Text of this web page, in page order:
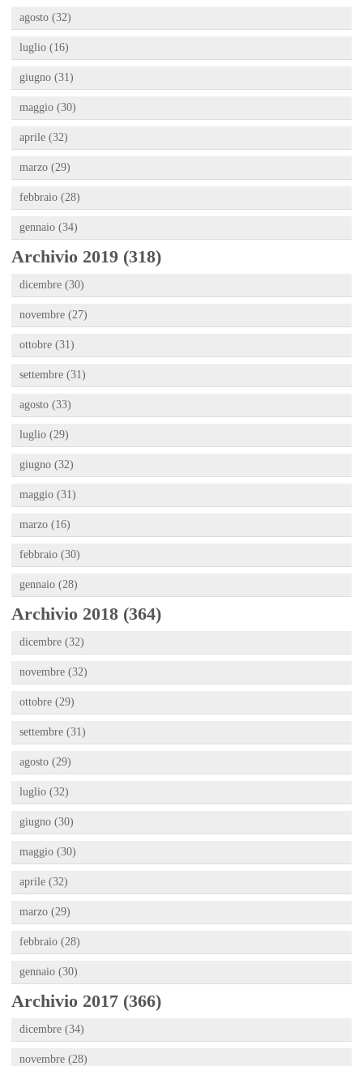
agosto (32)
luglio (16)
giugno (31)
maggio (30)
aprile (32)
marzo (29)
febbraio (28)
gennaio (34)
Archivio 2019 (318)
dicembre (30)
novembre (27)
ottobre (31)
settembre (31)
agosto (33)
luglio (29)
giugno (32)
maggio (31)
marzo (16)
febbraio (30)
gennaio (28)
Archivio 2018 (364)
dicembre (32)
novembre (32)
ottobre (29)
settembre (31)
agosto (29)
luglio (32)
giugno (30)
maggio (30)
aprile (32)
marzo (29)
febbraio (28)
gennaio (30)
Archivio 2017 (366)
dicembre (34)
novembre (28)